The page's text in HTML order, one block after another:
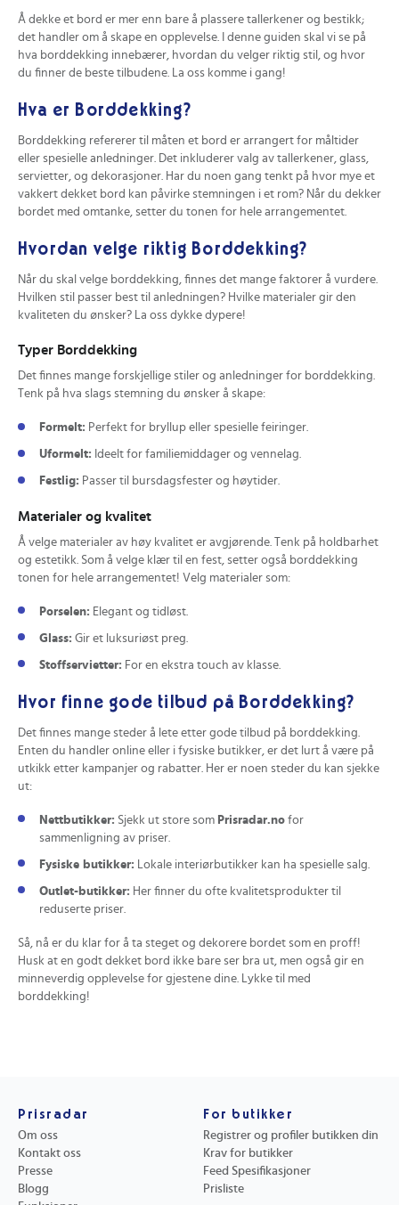
Å dekke et bord er mer enn bare å plassere tallerkener og bestikk;
det handler om å skape en opplevelse. I denne guiden skal vi se på
hva borddekking innebærer, hvordan du velger riktig stil, og hvor
du finner de beste tilbudene. La oss komme i gang!
Hva er Borddekking?
Borddekking refererer til måten et bord er arrangert for måltider
eller spesielle anledninger. Det inkluderer valg av tallerkener, glass,
servietter, og dekorasjoner. Har du noen gang tenkt på hvor mye et
vakkert dekket bord kan påvirke stemningen i et rom? Når du dekker
bordet med omtanke, setter du tonen for hele arrangementet.
Hvordan velge riktig Borddekking?
Når du skal velge borddekking, finnes det mange faktorer å vurdere.
Hvilken stil passer best til anledningen? Hvilke materialer gir den
kvaliteten du ønsker? La oss dykke dypere!
Typer Borddekking
Det finnes mange forskjellige stiler og anledninger for borddekking.
Tenk på hva slags stemning du ønsker å skape:
Formelt: Perfekt for bryllup eller spesielle feiringer.
Uformelt: Ideelt for familiemiddager og vennelag.
Festlig: Passer til bursdagsfester og høytider.
Materialer og kvalitet
Å velge materialer av høy kvalitet er avgjørende. Tenk på holdbarhet
og estetikk. Som å velge klær til en fest, setter også borddekking
tonen for hele arrangementet! Velg materialer som:
Porselen: Elegant og tidløst.
Glass: Gir et luksuriøst preg.
Stoffservietter: For en ekstra touch av klasse.
Hvor finne gode tilbud på Borddekking?
Det finnes mange steder å lete etter gode tilbud på borddekking.
Enten du handler online eller i fysiske butikker, er det lurt å være på
utkikk etter kampanjer og rabatter. Her er noen steder du kan sjekke
ut:
Nettbutikker: Sjekk ut store som Prisradar.no for
sammenligning av priser.
Fysiske butikker: Lokale interiørbutikker kan ha spesielle salg.
Outlet-butikker: Her finner du ofte kvalitetsprodukter til
reduserte priser.
Så, nå er du klar for å ta steget og dekorere bordet som en proff!
Husk at en godt dekket bord ikke bare ser bra ut, men også gir en
minneverdig opplevelse for gjestene dine. Lykke til med
borddekking!
Prisradar
Om oss
Kontakt oss
Presse
Blogg
For butikker
Registrer og profiler butikken din
Krav for butikker
Feed Spesifikasjoner
Prisliste